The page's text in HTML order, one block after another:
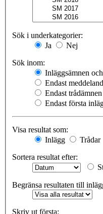
Sök i underkategorier:
Ja
Nej
Sök inom:
Inläggsämnen
Endast
Endast trådämnen
Endast första
Visa resultat som:
Inlägg
Trådar
Sortera resultat efter:
Begränsa resultaten till
Skriv ut första: